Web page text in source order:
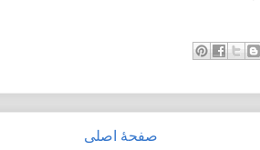
صفحهٔ اصلی